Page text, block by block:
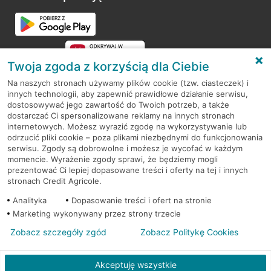
RODO
Regulamin serwisu
Mapa serwisu
PolitykaCookies
© 2026 Credit Agricole Bank Polska S.A. Wszelkie prawa zastrzeżone
Twoja zgoda z korzyścią dla Ciebie
Na naszych stronach używamy plików cookie (tzw. ciasteczek) i
innych technologii, aby zapewnić prawidłowe działanie serwisu,
dostosowywać jego zawartość do Twoich potrzeb, a także
dostarczać Ci spersonalizowane reklamy na innych stronach
internetowych. Możesz wyrazić zgodę na wykorzystywanie lub
odrzucić pliki cookie – poza plikami niezbędnymi do funkcjonowania
serwisu. Zgody są dobrowolne i możesz je wycofać w każdym
momencie. Wyrażenie zgody sprawi, że będziemy mogli
prezentować Ci lepiej dopasowane treści i oferty na tej i innych
stronach Credit Agricole.
Analityka
Dopasowanie treści i ofert na stronie
Marketing wykonywany przez strony trzecie
Akceptuję wszystkie
Zobacz szczegóły zgód Zobacz Politykę Cookies